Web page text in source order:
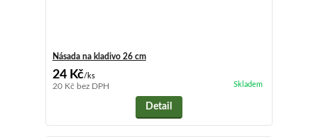
Násada na kladivo 26 cm
24 Kč/ks
20 Kč bez DPH Skladem
Detail